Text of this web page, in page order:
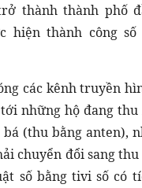
thành thành phố
hiện thành công
các kênh truyền
những hộ đang
(thu bằng anten),
chuyển đổi sang
số bằng tivi số có